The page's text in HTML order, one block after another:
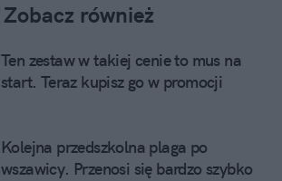
Zobacz również
Ten zestaw w takiej cenie to mus na
start. Teraz kupisz go w promocji
Kolejna przedszkolna plaga po
wszawicy. Przenosi się bardzo szybko